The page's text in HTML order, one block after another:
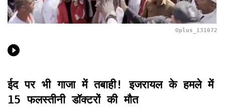
Oplus_131072
ईद पर भी गाजा में तबाही! इजरायल के हमले में
15 फलस्तीनी डॉक्टरों की मौत